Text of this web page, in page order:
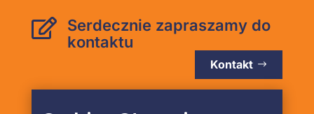

Serdecznie zapraszamy do
kontaktu
Kontakt